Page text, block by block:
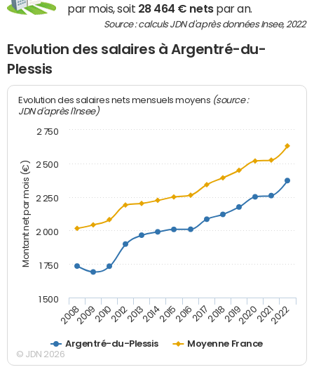
par mois, soit 28 464 € netspar an.
Source : calculs JDN d'après données Insee, 2022
Evolution des salaires à Argentré-du-
Plessis
Montant net par mois (€)
Evolution des salaires nets mensuels moyens (source :
JDN d'après l'Insee)
Argentré-du-Plessis Moyenne France
20082009201020122013201420152016201720182019202020212022
1 500
1 750
2 000
2 250
2 500
2 750
© JDN 2026